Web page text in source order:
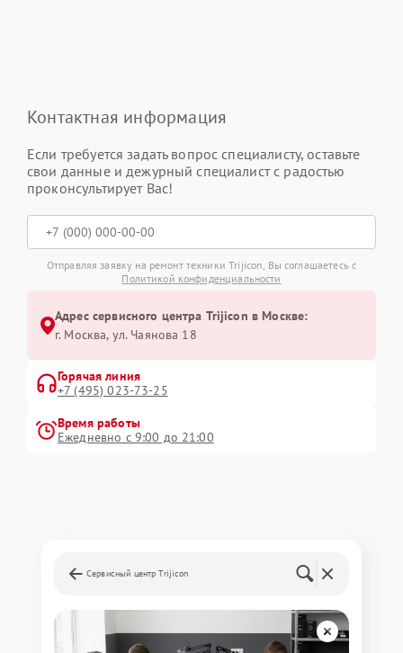
Контактная информация
Если требуется задать вопрос специалисту, оставьте
свои данные и дежурный специалист с радостью
проконсультирует Вас!
Отправляя заявку на ремонт техники Trijicon, Вы соглашаетесь с
Политикой конфиденциальности
Адрес сервисного центра Trijicon в Москве:
г. Москва, ул. Чаянова 18
Горячая линия
+7 (495) 023-73-25
Время работы
Ежедневно с 9:00 до 21:00
Сервисный центр Trijicon